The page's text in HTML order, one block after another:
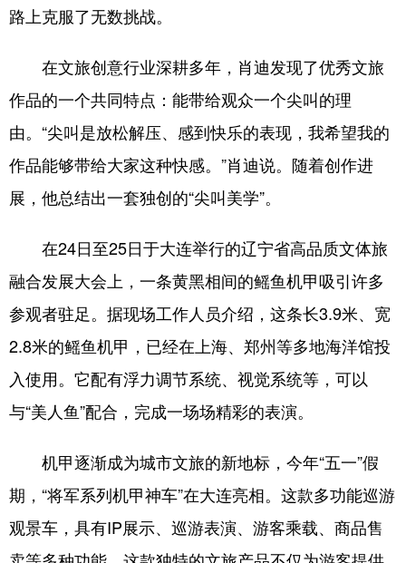
路上克服了无数挑战。
在文旅创意行业深耕多年，肖迪发现了优秀文旅
作品的一个共同特点：能带给观众一个尖叫的理
由。“尖叫是放松解压、感到快乐的表现，我希望我的
作品能够带给大家这种快感。”肖迪说。随着创作进
展，他总结出一套独创的“尖叫美学”。
在24日至25日于大连举行的辽宁省高品质文体旅
融合发展大会上，一条黄黑相间的鳐鱼机甲吸引许多
参观者驻足。据现场工作人员介绍，这条长3.9米、宽
2.8米的鳐鱼机甲，已经在上海、郑州等多地海洋馆投
入使用。它配有浮力调节系统、视觉系统等，可以
与“美人鱼”配合，完成一场场精彩的表演。
机甲逐渐成为城市文旅的新地标，今年“五一”假
期，“将军系列机甲神车”在大连亮相。这款多功能巡游
观景车，具有IP展示、巡游表演、游客乘载、商品售